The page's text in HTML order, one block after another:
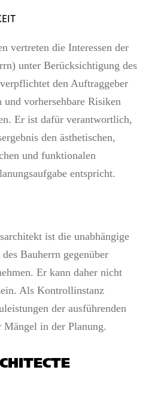
vertreten die Interessen der
unter Berücksichtigung des
den Auftraggeber
und vorhersehbare Risiken
Er ist dafür verantwortlich,
den ästhetischen,
und funktionalen
entspricht.
ist die unabhängige
Bauherrn gegenüber
Er kann daher nicht
Als Kontrollinstanz
der ausführenden
in der Planung.